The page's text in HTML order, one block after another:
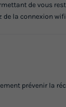
de vous
la connexion
prévenir la